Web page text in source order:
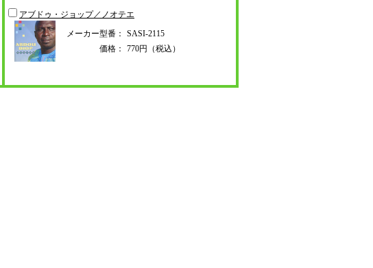
アブドゥ・ジョップ／ノオテエ
メーカー型番：
SASI-2115
価格：
770円（税込）